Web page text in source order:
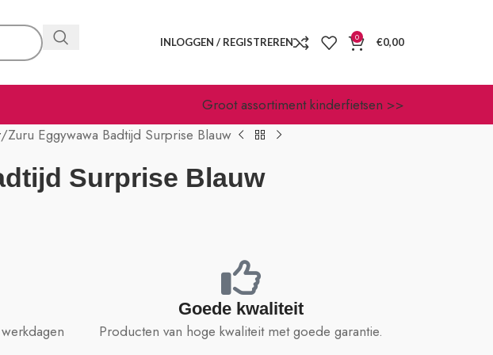
INLOGGEN / REGISTREREN 0 €0,00
Groot assortiment kinderfietsen >>
Zuru Eggywawa Badtijd Surprise Blauw
Surprise Blauw
Goede kwaliteit
Producten van hoge kwaliteit met goede garantie.